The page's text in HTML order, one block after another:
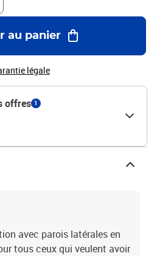
de toit : polyéthylèneMatériau
du cadre : acier enduit de
m (L x l x H)Hauteur d'avant-toit :
parois latérales en maille dont
éclairLa livraison comprend des
au panier
légale
offres 1
avec parois latérales en
tous ceux qui veulent avoir